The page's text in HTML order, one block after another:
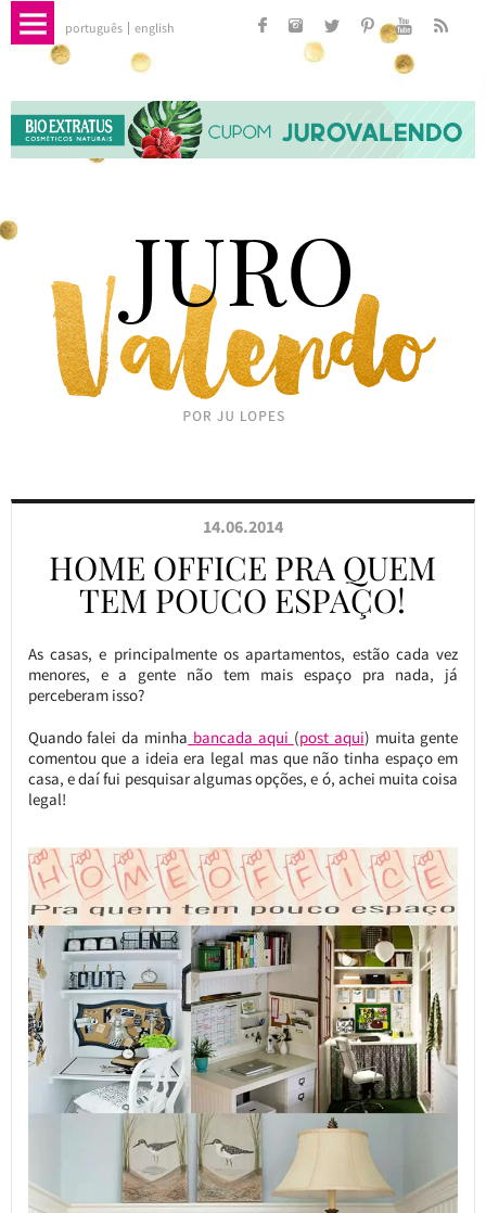
português english
14.06.2014
HOME OFFICE PRA QUEM
TEM POUCO ESPAÇO!
As casas, e principalmente os apartamentos, estão cada vez
menores, e a gente não tem mais espaço pra nada, já
perceberam isso?
Quando falei da minha bancada aqui (post aqui) muita gente
comentou que a ideia era legal mas que não tinha espaço em
casa, e daí fui pesquisar algumas opções, e ó, achei muita coisa
legal!